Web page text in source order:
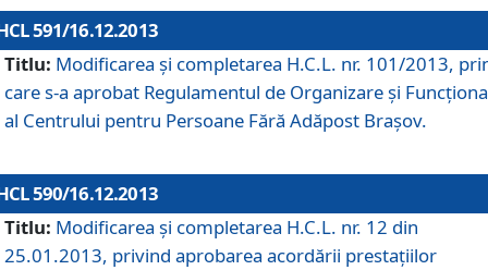
591/16.12.2013
Titlu: Modificarea şi completarea H.C.L. nr. 101/2013,
care s-a aprobat Regulamentul de Organizare şi
al Centrului pentru Persoane Fără Adăpost Braşov.
590/16.12.2013
Titlu: Modificarea şi completarea H.C.L. nr. 12 din
25.01.2013, privind aprobarea acordării prestaţiilor